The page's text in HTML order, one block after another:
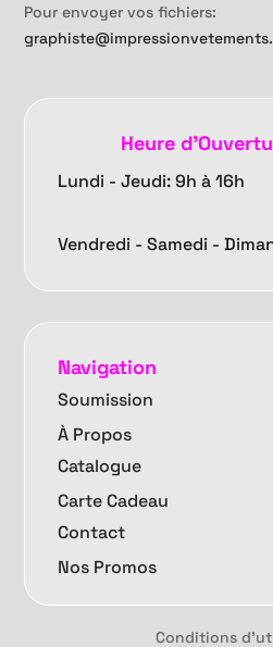
Pour envoyer vos fichiers:
Heure
Lundi - Jeudi: 9h à 16h
Vendredi -Samedi -
Navigation
Soumission
À Propos
Catalogue
Carte Cadeau
Contact
Nos Promos
Conditions